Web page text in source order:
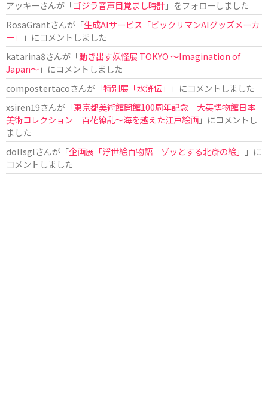
アッキーさんが「ゴジラ音声目覚まし時計」をフォローしました
RosaGrantさんが「生成AIサービス「ビックリマンAIグッズメーカ
ー」
」にコメントしました
katarina8さんが「動き出す妖怪展 TOKYO 〜Imagination of
Japan〜」にコメントしました
compostertacoさんが「特別展「水滸伝」
」にコメントしました
xsiren19さんが「東京都美術館開館100周年記念 大英博物館日本
美術コレクション 百花繚乱～海を越えた江戸絵画」にコメントし
ました
dollsglさんが「企画展「浮世絵百物語 ゾッとする北斎の絵」
」に
コメントしました